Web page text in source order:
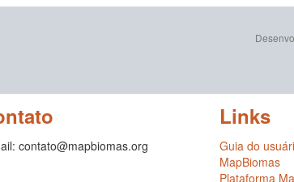
contato@mapbiomas.org
Links
Guia do
MapBiomas
Plataforma